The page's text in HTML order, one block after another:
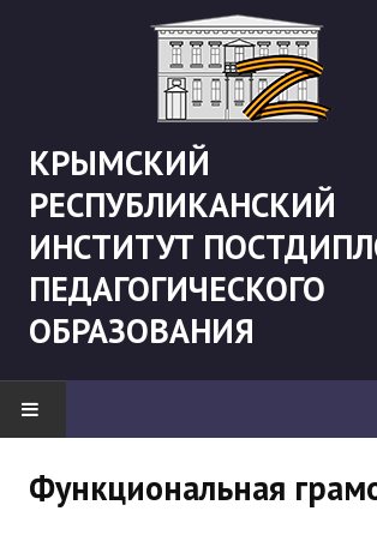
КРЫМСКИЙ
РЕСПУБЛИКАНСКИЙ
ИНСТИТУТ
ПЕДАГОГИЧЕСКОГО
ОБРАЗОВАНИЯ
Функциональная